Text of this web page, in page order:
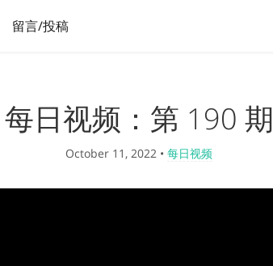
留言/投稿
每日视频：第 190 期
October 11, 2022 • 每日视频